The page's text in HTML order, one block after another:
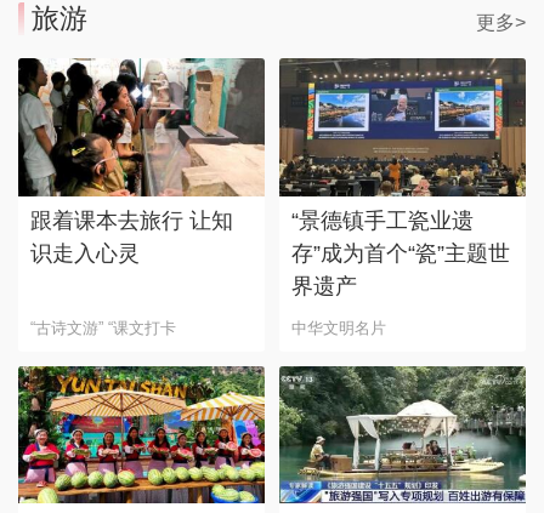
旅游 更多>
跟着课本去旅行 让知
识走入心灵
“古诗文游” “课文打卡
“景德镇手工瓷业遗
存”成为首个“瓷”主题世
界遗产
中华文明名片